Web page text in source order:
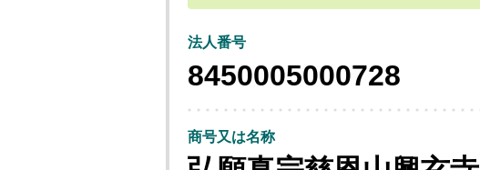
法人番号
8450005000728
商号又は名称